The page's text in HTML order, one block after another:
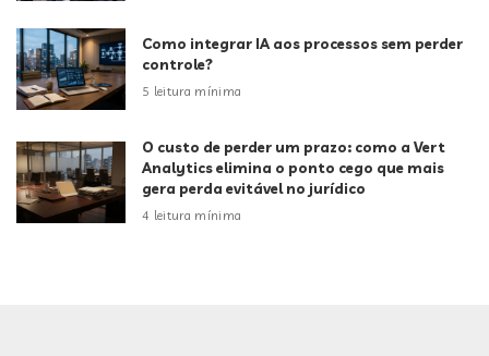
Como integrar IA aos processos sem perder
controle?
5 leitura mínima
O custo de perder um prazo: como a Vert
Analytics elimina o ponto cego que mais
gera perda evitável no jurídico
4 leitura mínima